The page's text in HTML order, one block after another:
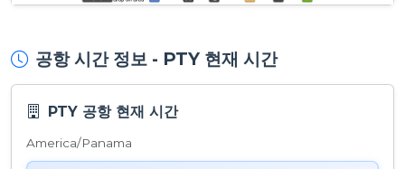
공항 시간 정보 - PTY 현재 시간
PTY 공항 현재 시간
America/Panama